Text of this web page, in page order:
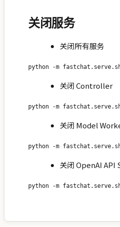
关闭服务
关闭所有服务
关闭 Controller
关闭 Model
关闭 OpenAI API